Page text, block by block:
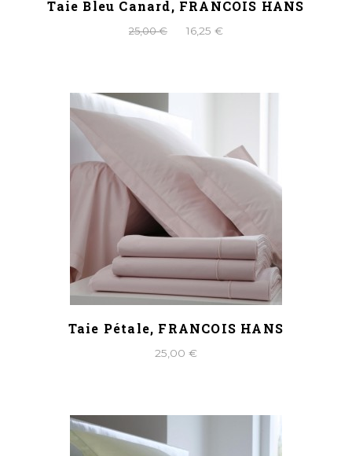
Taie Bleu Canard, FRANCOIS HANS
25,00 € 16,25 €
Taie Pétale, FRANCOIS HANS
25,00 €